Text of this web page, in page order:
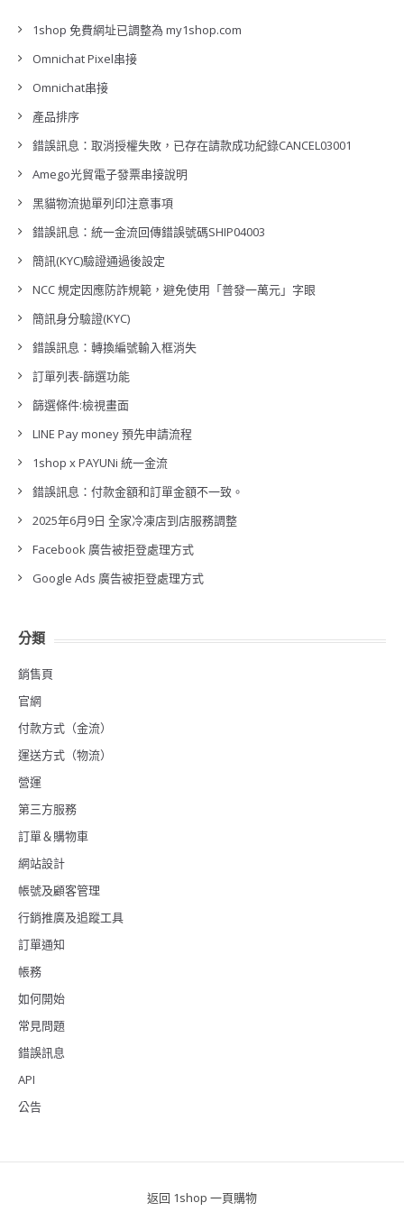
1shop 免費網址已調整為 my1shop.com
Omnichat Pixel串接
Omnichat串接
產品排序
錯誤訊息：取消授權失敗，已存在請款成功紀錄CANCEL03001
Amego光貿電子發票串接說明
黑貓物流拋單列印注意事項
錯誤訊息：統一金流回傳錯誤號碼SHIP04003
簡訊(KYC)驗證通過後設定
NCC 規定因應防詐規範，避免使用「普發一萬元」字眼
簡訊身分驗證(KYC)
錯誤訊息：轉換編號輸入框消失
訂單列表-篩選功能
篩選條件:檢視畫面
LINE Pay money 預先申請流程
1shop x PAYUNi 統一金流
錯誤訊息：付款金額和訂單金額不一致。
2025年6月9日 全家冷凍店到店服務調整
Facebook 廣告被拒登處理方式
Google Ads 廣告被拒登處理方式
分類
銷售頁
官網
付款方式（金流）
運送方式（物流）
營運
第三方服務
訂單＆購物車
網站設計
帳號及顧客管理
行銷推廣及追蹤工具
訂單通知
帳務
如何開始
常見問題
錯誤訊息
API
公告
返回 1shop 一頁購物